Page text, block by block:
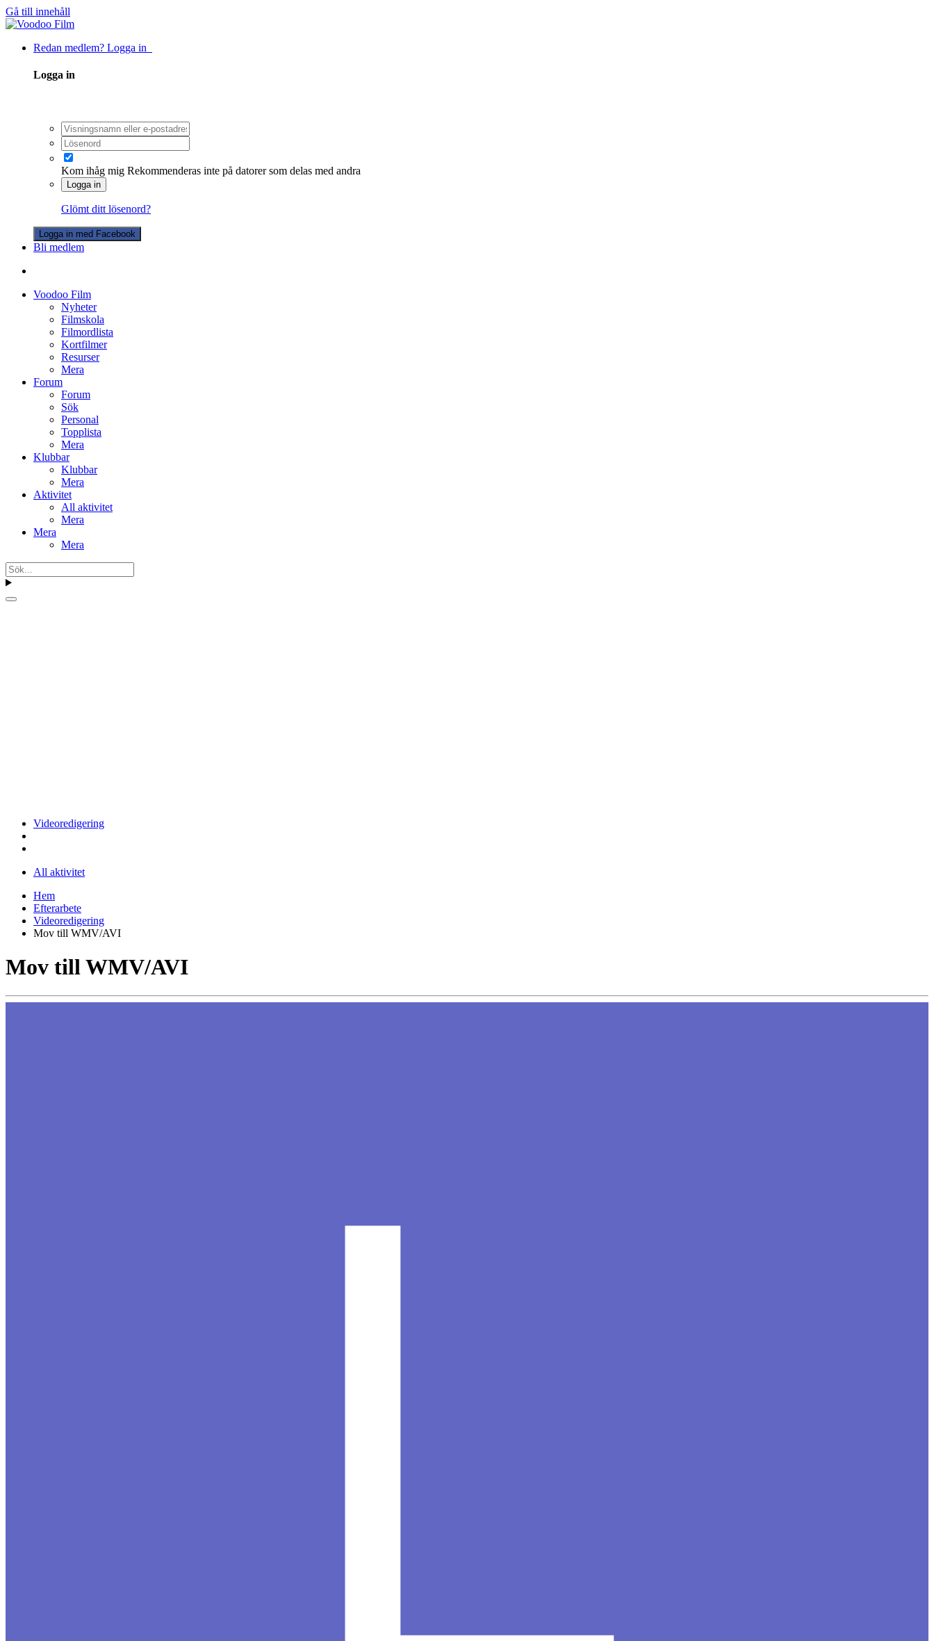
Gå till innehåll
Redan medlem? Logga in
Logga in
Kom ihåg mig Rekommenderas inte på datorer som delas med andra
Logga in
Glömt ditt lösenord?
Logga in med Facebook
Bli medlem
Voodoo Film
Nyheter
Filmskola
Filmordlista
Kortfilmer
Resurser
Mera
Forum
Forum
Sök
Personal
Topplista
Mera
Klubbar
Klubbar
Mera
Aktivitet
All aktivitet
Mera
Mera
Mera
Videoredigering
All aktivitet
Hem
Efterarbete
Videoredigering
Mov till WMV/AVI
Mov till WMV/AVI